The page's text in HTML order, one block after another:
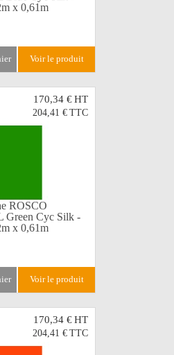
x 0,61m
voir le produit
170,34 €HT
204,41 € TTC
ROSCO
Green Cyc Silk -
x 0,61m
voir le produit
170,34 €HT
204,41 € TTC